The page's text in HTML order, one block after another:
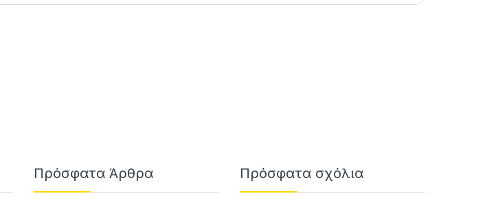
Πρόσφατα Άρθρα Πρόσφατα σχόλια